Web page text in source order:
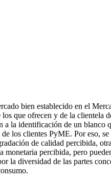
bien establecido en el
que ofrecen y de la clientela
a la identificación de un
los clientes PyME. Por eso,
de calidad percibida,
percibida, pero
la diversidad de las partes